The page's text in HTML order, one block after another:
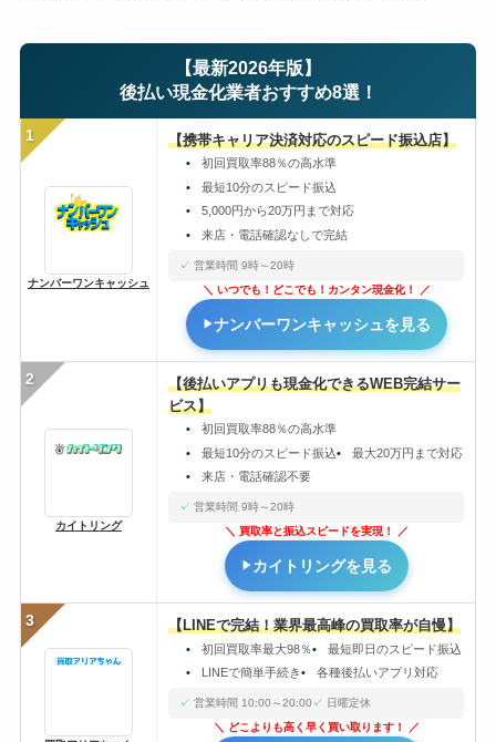
【最新2026年版】
後払い現金化業者おすすめ8選！
1
ナンバーワンキャッシュ
【携帯キャリア決済対応のスピード振込店】
初回買取率88％の高水準
最短10分のスピード振込
5,000円から20万円まで対応
来店・電話確認なしで完結
営業時間 9時～20時
いつでも！どこでも！カンタン現金化！
ナンバーワンキャッシュを見る
2
カイトリング
【後払いアプリも現金化できるWEB完結サー
ビス】
初回買取率88％の高水準
最短10分のスピード振込
最大20万円まで対応
来店・電話確認不要
営業時間 9時～20時
買取率と振込スピードを実現！
カイトリングを見る
3 【LINEで完結！業界最高峰の買取率が自慢】
初回買取率最大98％
最短即日のスピード振込
LINEで簡単手続き
各種後払いアプリ対応
営業時間 10:00～20:00
日曜定休
どこよりも高く早く買い取ります！